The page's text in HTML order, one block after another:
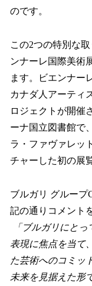
す
のです。
この2つの特別な
ンナーレ国際美術
ます。ビエンナー
カナダ人アーティ
ロジェクトが開催
ーナ国立図書館で
ラ・ファヴァレッ
チャーした初の展
ブルガリ グループ
記の通りコメント
「ブルガリにと
表現に焦点を当て
た芸術へのコミッ
未来を見据えた形